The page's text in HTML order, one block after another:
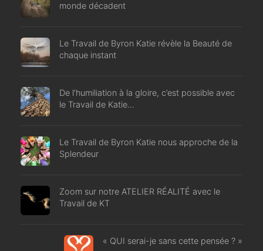
monde décadent
Le Travail de Byron Katie révèle la Beauté de
chaque instant
De l’humiliation à la gloire, c’est possible avec
le Travail de Katie…
Le Travail de Byron Katie nous approche de la
Splendeur
Zoom sur notre ATELIER RÉALITÉ avec le
Travail de KT
« QUI serai-je sans cette pensée ? »